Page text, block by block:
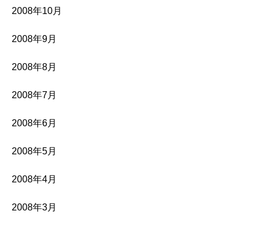
2008年10月
2008年9月
2008年8月
2008年7月
2008年6月
2008年5月
2008年4月
2008年3月